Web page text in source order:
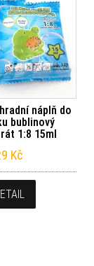
náplň do
bublinový
1:8 15ml
Kč